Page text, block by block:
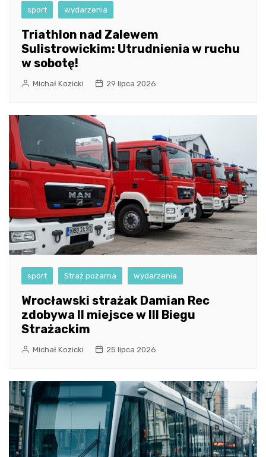
sport wydarzenia
Triathlon nad Zalewem
Sulistrowickim: Utrudnienia w ruchu
w sobotę!
Michał Kozicki 29 lipca 2026
sport Straż pożarna wydarzenia
Wrocławski strażak Damian Rec
zdobywa II miejsce w III Biegu
Strażackim
Michał Kozicki 25 lipca 2026